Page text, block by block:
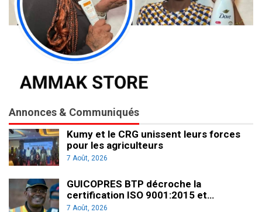
Annonces & Communiqués
Kumy et le CRG unissent leurs forces
pour les agriculteurs
7 Août, 2026
GUICOPRES BTP décroche la
certification ISO 9001:2015 et…
7 Août, 2026